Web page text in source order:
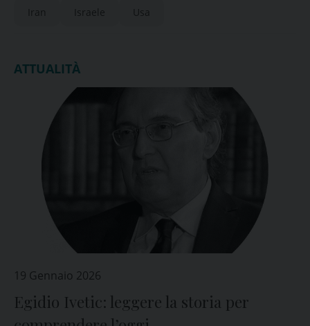
popolazione civile
Iran Israele Usa
ATTUALITÀ
19 Gennaio 2026
Egidio Ivetic: leggere la storia per